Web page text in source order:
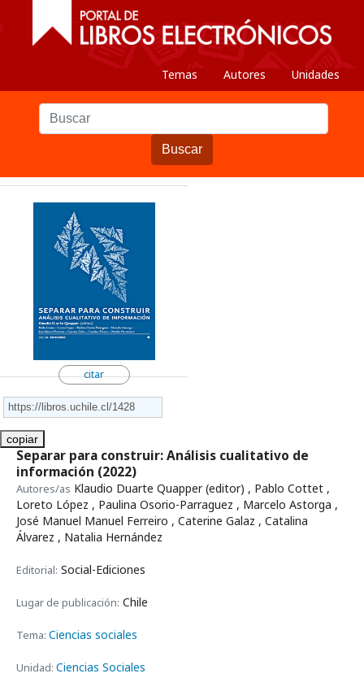
Temas Autores Unidades
Buscar
citar
copiar
Separar para construir: Análisis cualitativo de
información (2022)
Autores/as Klaudio Duarte Quapper (editor) , Pablo Cottet ,
Loreto López , Paulina Osorio-Parraguez , Marcelo Astorga ,
José Manuel Manuel Ferreiro , Caterine Galaz , Catalina
Álvarez , Natalia Hernández
Editorial: Social-Ediciones
Lugar de publicación: Chile
Tema: Ciencias sociales
Unidad: Ciencias Sociales